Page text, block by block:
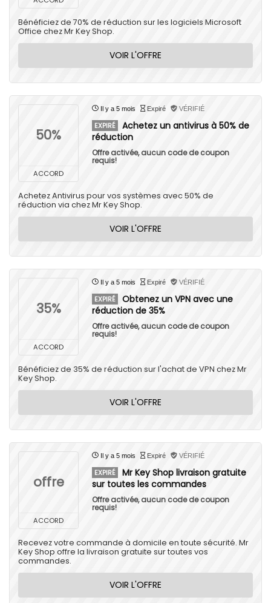
Bénéficiez de 70% de réduction sur les logiciels Microsoft
Office chez Mr Key Shop.
VOIR L'OFFRE
50%
ACCORD
Il y a 5 mois Expiré VÉRIFIÉ
EXPIRÉ
Achetez un antivirus à 50% de
réduction
Offre activée, aucun code de coupon
requis!
Achetez Antivirus pour vos systèmes avec 50% de
réduction via chez Mr Key Shop.
VOIR L'OFFRE
35%
ACCORD
Il y a 5 mois Expiré VÉRIFIÉ
EXPIRÉ
Obtenez un VPN avec une
réduction de 35%
Offre activée, aucun code de coupon
requis!
Bénéficiez de 35% de réduction sur l'achat de VPN chez Mr
Key Shop.
VOIR L'OFFRE
offre
ACCORD
Il y a 5 mois Expiré VÉRIFIÉ
EXPIRÉ
Mr Key Shop livraison gratuite
sur toutes les commandes
Offre activée, aucun code de coupon
requis!
Recevez votre commande à domicile en toute sécurité. Mr
Key Shop offre la livraison gratuite sur toutes vos
commandes.
VOIR L'OFFRE